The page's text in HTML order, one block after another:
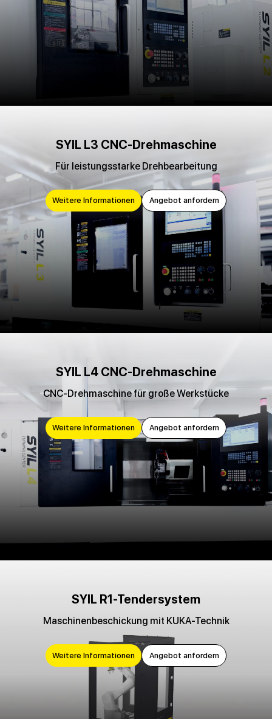
SYIL L3 CNC-Drehmaschine
Für leistungsstarke Drehbearbeitung
Weitere Informationen Angebot anfordern
SYIL L4 CNC-Drehmaschine
CNC-Drehmaschine für große Werkstücke
Weitere Informationen Angebot anfordern
SYIL R1-Tendersystem
Maschinenbeschickung mit KUKA-Technik
Weitere Informationen Angebot anfordern